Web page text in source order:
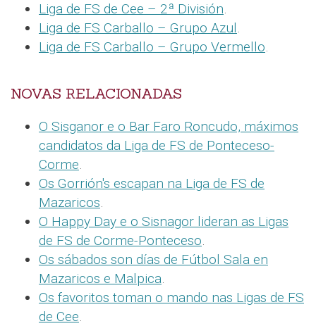
Liga de FS de Cee – 2ª División.
Liga de FS Carballo – Grupo Azul.
Liga de FS Carballo – Grupo Vermello.
NOVAS RELACIONADAS
O Sisganor e o Bar Faro Roncudo, máximos
candidatos da Liga de FS de Ponteceso-
Corme.
Os Gorrión's escapan na Liga de FS de
Mazaricos.
O Happy Day e o Sisnagor lideran as Ligas
de FS de Corme-Ponteceso.
Os sábados son días de Fútbol Sala en
Mazaricos e Malpica.
Os favoritos toman o mando nas Ligas de FS
de Cee.